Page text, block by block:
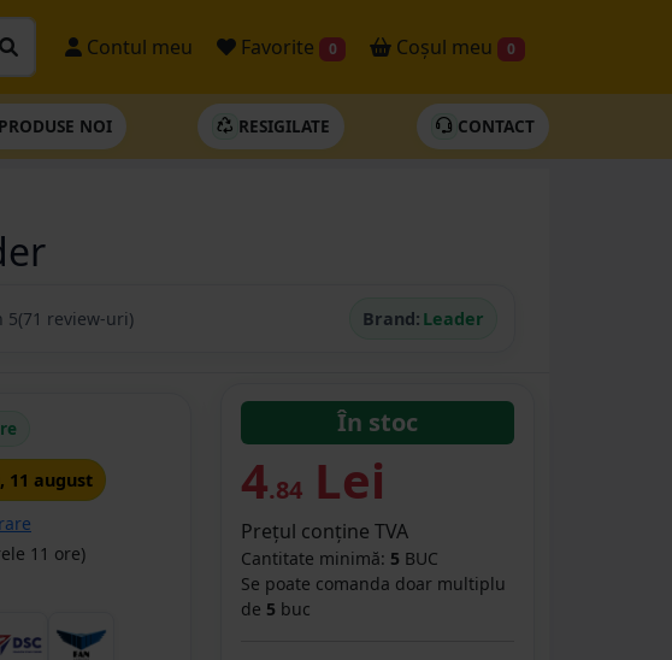
Contul meu Favorite 0 Coșul meu 0
PRODUSE NOI RESIGILATE CONTACT
5(71 review-uri) Brand: Leader
11 august
11 ore)
În stoc
4.84 Lei
Prețul conține TVA
Cantitate minimă: 5 BUC
Se poate comanda doar multiplu
de 5 buc